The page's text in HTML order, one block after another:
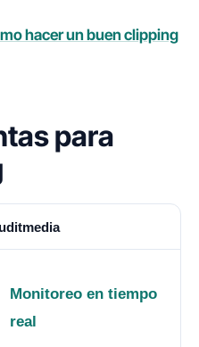
hacer un buen clipping
para
PRINCIPALES
Monitoreo en tiempo
real